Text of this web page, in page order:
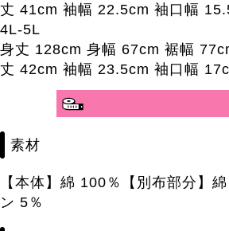
丈 41cm 袖幅 22.5cm 袖口幅
4L-5L
身丈 128cm 身幅 67cm 裾幅
丈 42cm 袖幅 23.5cm 袖口幅
素材
【本体】綿 100％【別布部分】
ン 5％